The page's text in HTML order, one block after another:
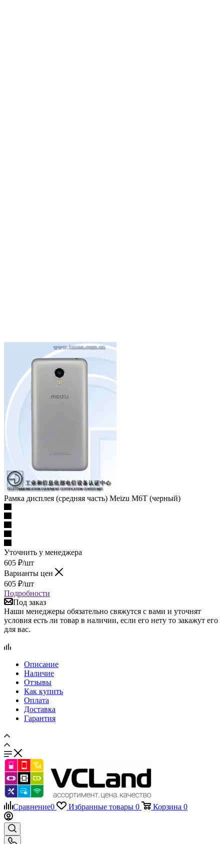
Рамка дисплея (средняя часть) Meizu M6T (черный)
Уточнить у менеджера
605 ₽/шт
Варианты цен
605 ₽/шт
Подробности
Под заказ
Наши менеджеры обязательно свяжутся с вами и уточнят
условия есть ли товар в наличии, если его нету то закажут его
для вас.
Описание
Наличие
Отзывы
Как купить
Оплата
Доставка
Гарантия
Сравнение0 Избранные товары 0 Корзина 0